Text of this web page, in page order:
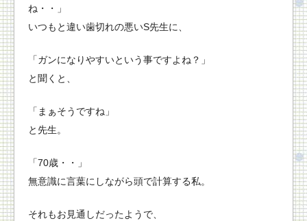
ね・・」
いつもと違い歯切れの悪いS先生に、
「ガンになりやすいという事ですよね？」
と聞くと、
「まぁそうですね」
と先生。
「70歳・・」
無意識に言葉にしながら頭で計算する私。
それもお見通しだったようで、